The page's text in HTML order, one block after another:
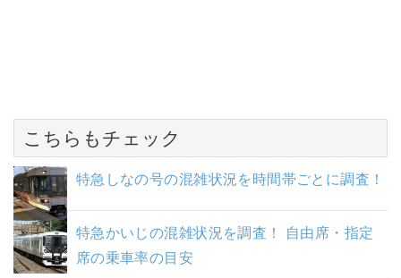
こちらもチェック
特急しなの号の混雑状況を時間帯ごとに調査！
特急かいじの混雑状況を調査！ 自由席・指定
席の乗車率の目安